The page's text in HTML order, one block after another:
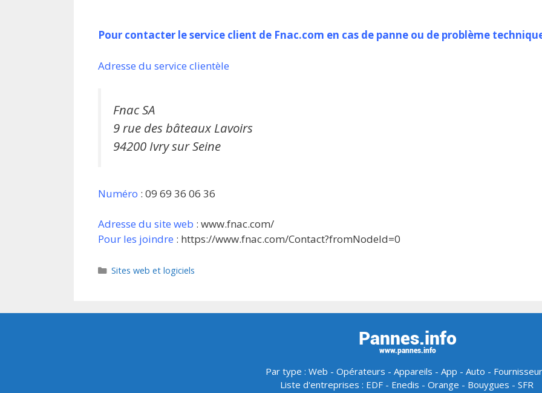
Pour contacter le service client de Fnac.com en cas de panne ou de problème
Adresse du service clientèle
Fnac SA
9 rue des bâteaux Lavoirs
94200 Ivry sur Seine
Numéro : 09 69 36 06 36
Adresse du site web : www.fnac.com/
Pour les joindre : https://www.fnac.com/Contact?fromNodeId=0
Catégories
Sites web et logiciels
Par type : Web - Opérateurs - Appareils - App - Auto -
Liste d'entreprises : EDF- Enedis - Orange - Bouygues - SFR